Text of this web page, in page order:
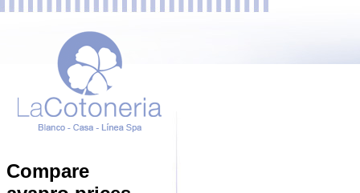
Compare